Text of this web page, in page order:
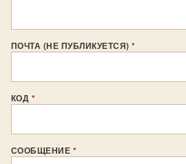
ПОЧТА (НЕ ПУБЛИКУЕТСЯ)*
КОД *
СООБЩЕНИЕ *